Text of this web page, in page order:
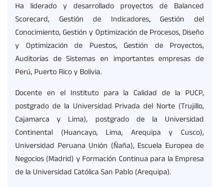
Ha liderado y desarrollado proyectos de Balanced
Scorecard, Gestión de Indicadores, Gestión del
Conocimiento, Gestión y Optimización de Procesos, Diseño
y Optimización de Puestos, Gestión de Proyectos,
Auditorías de Sistemas en importantes empresas de
Perú, Puerto Rico y Bolivia.
Docente en el Instituto para la Calidad de la PUCP,
postgrado de la Universidad Privada del Norte (Trujillo,
Cajamarca y Lima), postgrado de la Universidad
Continental (Huancayo, Lima, Arequipa y Cusco),
Universidad Peruana Unión (Ñaña), Escuela Europea de
Negocios (Madrid) y Formación Continua para la Empresa
de la Universidad Católica San Pablo (Arequipa).